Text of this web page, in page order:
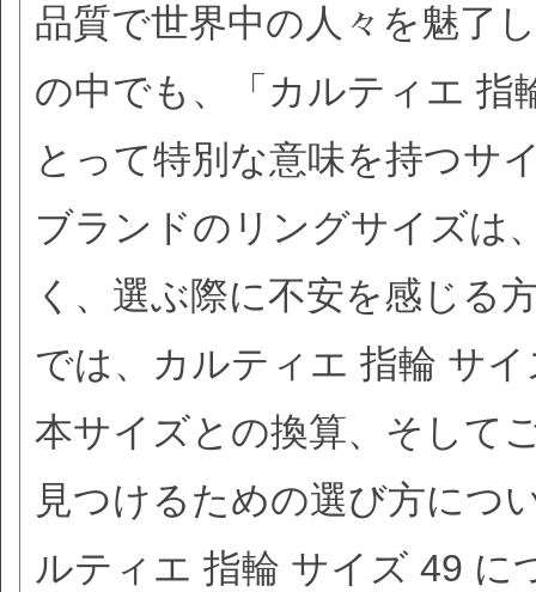
品質で世界中の人々を魅了
の中でも、「カルティエ 指
とって特別な意味を持つサ
ブランドのリングサイズは
く、選ぶ際に不安を感じる
では、カルティエ 指輪 サ
本サイズとの換算、そして
見つけるための選び方につ
ルティエ 指輪 サイズ 49 に